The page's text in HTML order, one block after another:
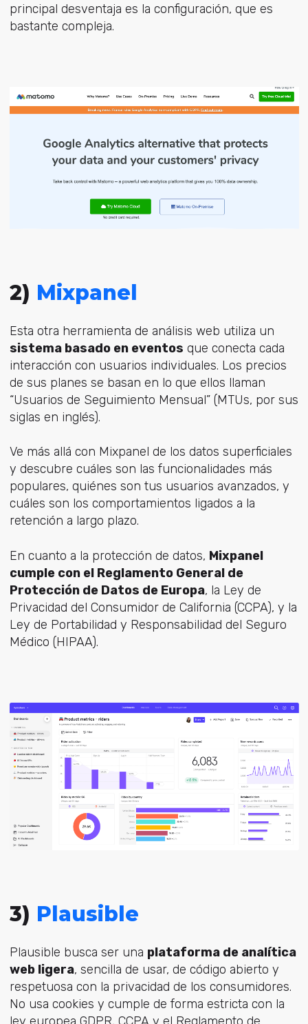
principal desventaja es la configuración, que es
bastante compleja.
2) Mixpanel
Esta otra herramienta de análisis web utiliza un
sistema basado en eventos que conecta cada
interacción con usuarios individuales. Los precios
de sus planes se basan en lo que ellos llaman
“Usuarios de Seguimiento Mensual” (MTUs, por sus
siglas en inglés).
Ve más allá con Mixpanel de los datos superficiales
y descubre cuáles son las funcionalidades más
populares, quiénes son tus usuarios avanzados, y
cuáles son los comportamientos ligados a la
retención a largo plazo.
En cuanto a la protección de datos, Mixpanel
cumple con el Reglamento General de
Protección de Datos de Europa, la Ley de
Privacidad del Consumidor de California (CCPA), y la
Ley de Portabilidad y Responsabilidad del Seguro
Médico (HIPAA).
3) Plausible
Plausible busca ser una plataforma de analítica
web ligera, sencilla de usar, de código abierto y
respetuosa con la privacidad de los consumidores.
No usa cookies y cumple de forma estricta con la